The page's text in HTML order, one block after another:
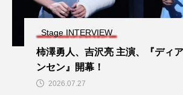
Stage INTERVIEW
柿澤勇人、吉沢亮 主演、『ディ
ンセン』開幕！
2026.07.27